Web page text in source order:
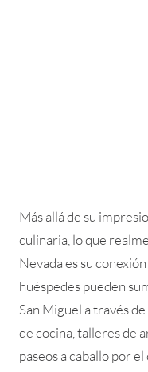
Más allá de su
culinaria, lo que
Nevada es su
huéspedes pueden
San Miguel a través
de cocina, talleres de
paseos a caballo por